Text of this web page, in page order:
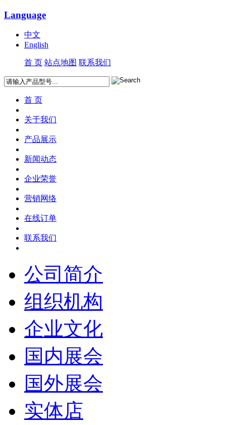
Language
中文
English
首 页 站点地图 联系我们
首 页
关于我们
产品展示
新闻动态
企业荣誉
营销网络
在线订单
联系我们
公司简介
组织机构
企业文化
国内展会
国外展会
实体店